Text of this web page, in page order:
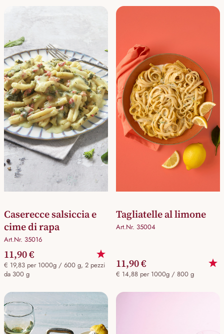
Caserecce salsiccia e
cime di rapa
Art.Nr. 35016
11,90 €
€ 19,83 per 1000g / 600 g, 2 pezzi
da 300 g
Tagliatelle al limone
Art.Nr. 35004
11,90 €
€ 14,88 per 1000g / 800 g